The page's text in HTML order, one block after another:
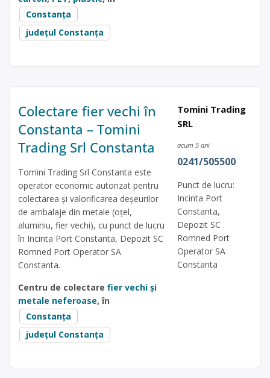
Constanța
județul Constanța
Colectare fier vechi în
Constanta – Tomini
Trading Srl Constanta
Tomini Trading Srl Constanta este
operator economic autorizat pentru
colectarea și valorificarea deșeurilor
de ambalaje din metale (oțel,
aluminiu, fier vechi), cu punct de lucru
în Incinta Port Constanta, Depozit SC
Romned Port Operator SA
Constanta.
Centru de colectare fier vechi și
metale neferoase, în
Constanța
județul Constanța
Tomini Trading
SRL
acum 5 ani
0241/505500
Punct de lucru:
Incinta Port
Constanta,
Depozit SC
Romned Port
Operator SA
Constanta